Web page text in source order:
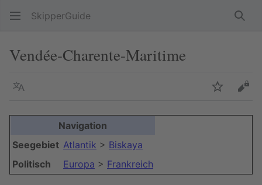
SkipperGuide
Vendée-Charente-Maritime
Sprache
Navigation
Seegebiet Atlantik > Biskaya
Politisch
Europa > Frankreich